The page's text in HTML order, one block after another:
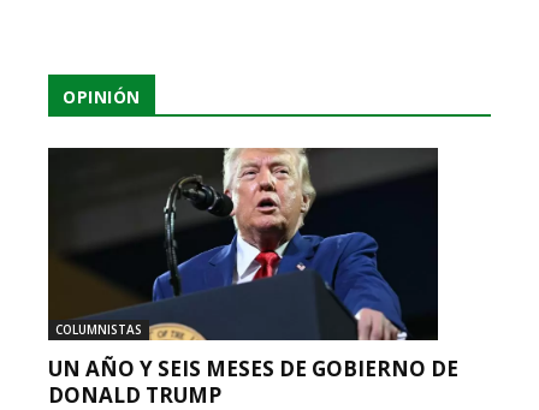
OPINIÓN
COLUMNISTAS
UN AÑO Y SEIS MESES DE GOBIERNO DE
DONALD TRUMP